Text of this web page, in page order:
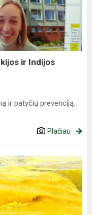
ir Indijos
ir patyčių prevenciją.
Plačiau